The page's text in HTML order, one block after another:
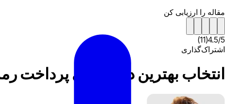
مقاله را ارزیابی کن
4.5/5
(
11
)
اشتراک‌گذاری
انتخاب بهترین درگاه های پرداخت رمزنگاری: در اینجا